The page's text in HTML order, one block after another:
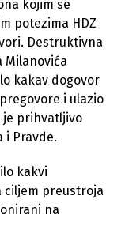
kojim se
potezima HDZ
Destruktivna
Milanovića
kakav dogovor
i ulazio
je prihvatljivo
i Pravde.
kakvi
ciljem preustroja
na